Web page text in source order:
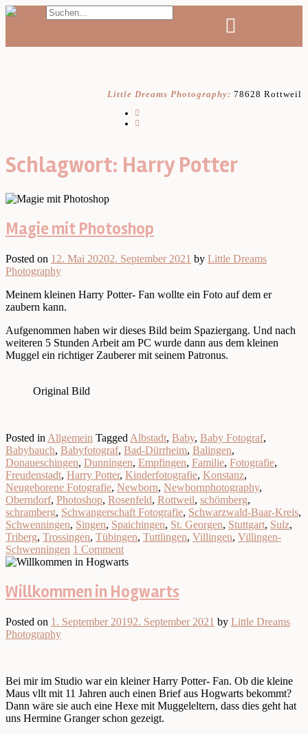
Skip
Little Dreams Photography: 78628 Rottweil
Schlagwort: Harry Potter
Magie mit Photoshop
Posted on 12. Mai 20202. September 2021 by Little Dreams
Photography
Meinem kleinen Harry Potter- Fan wollte ein Foto auf dem er
zaubern kann.
Aufgenommen haben wir dieses Bild beim Spaziergang. Und nach
weiteren 5 Stunden Arbeit am PC wurde dann aus dem kleinen
Muggel ein richtiger Zauberer mit seinem Patronus.
Original Bild
Posted in Allgemein Tagged Albstadt, Baby, Baby Fotograf,
Babybauch, Babyfotograf, Bad-Dürrheim, Balingen,
Donaueschingen, Dunningen, Empfingen, Familie, Fotografie,
Freudenstadt, Harry Potter, Kinderfotografie, Konstanz,
Neugeborene Fotografie, Newborn, Newbornphotography,
Oberndorf, Photoshop, Rosenfeld, Rottweil, schömberg,
schramberg, Schwangerschaft Fotografie, Schwarzwald-Baar-Kreis,
Schwenningen, Singen, Spaichingen, St. Georgen, Stuttgart, Sulz,
Triberg, Trossingen, Tübingen, Tuttlingen, Villingen, Villingen-
Schwenningen 1 Comment
Willkommen in Hogwarts
Posted on 1. September 20192. September 2021 by Little Dreams
Photography
Bei mir im Studio war ein kleiner Harry Potter- Fan. Ob die kleine
Maus vllt mit 11 Jahren auch einen Brief aus Hogwarts bekommt?
Dann wäre sie auch eine Hexe mit Muggeleltern, dass dies geht hat
uns Hermine Granger schon gezeigt.